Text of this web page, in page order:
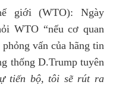
giới (WTO): Ngày
WTO “nếu cơ quan
vấn của hãng tin
thống D.Trump tuyên
tiến bộ, tôi sẽ rút ra